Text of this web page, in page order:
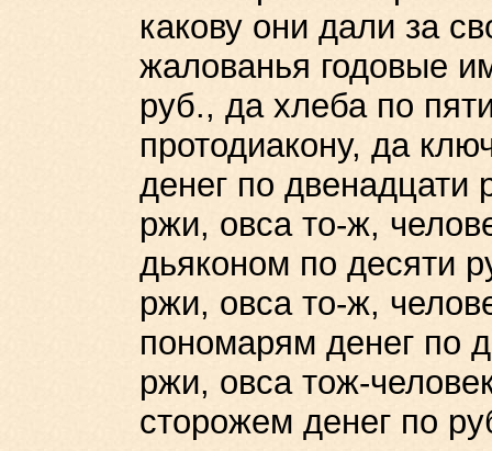
какову они дали за
жалованья годовые
руб., да хлеба по
протодиакону, да
денег по двенадцати
ржи, овса то-ж,
дьяконом по десяти
ржи, овса то-ж,
пономарям денег по
ржи, овса тож-
сторожем денег по